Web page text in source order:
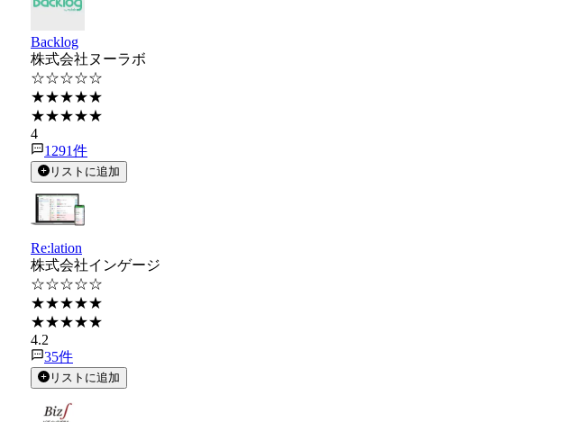
Backlog
株式会社ヌーラボ
☆☆☆☆☆
★★★★★
★★★★★
4
1291件
リストに追加
Re:lation
株式会社インゲージ
☆☆☆☆☆
★★★★★
★★★★★
4.2
35件
リストに追加